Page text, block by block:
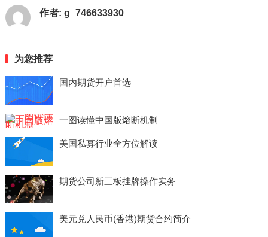
作者: g_746633930
为您推荐
国内期货开户首选
一图读懂中国版熔断机制
美国私募行业全方位解读
期货公司新三板挂牌操作实务
美元兑人民币(香港)期货合约简介